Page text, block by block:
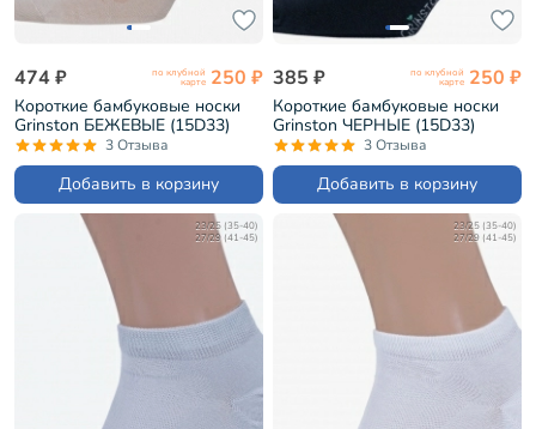
474 ₽ по клубной
карте 250 ₽
Короткие бамбуковые носки
Grinston БЕЖЕВЫЕ (15D33)
3 Отзыва
Добавить в корзину
385 ₽ по клубной
карте 250 ₽
Короткие бамбуковые носки
Grinston ЧЕРНЫЕ (15D33)
3 Отзыва
Добавить в корзину
23/25 (35-40)
27/29 (41-45)
23/25 (35-40)
27/29 (41-45)